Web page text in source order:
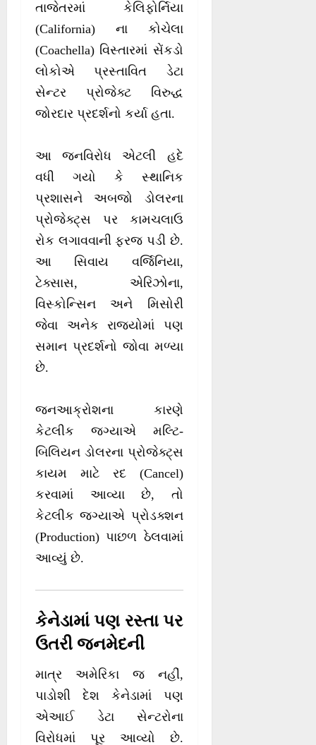
તાજેતરમાં કેલિફોર્નિયા
(California) ના કોચેલા
(Coachella) વિસ્તારમાં સેંકડો
લોકોએ પ્રસ્તાવિત ડેટા
સેન્ટર પ્રોજેક્ટ વિરુદ્ધ
જોરદાર પ્રદર્શનો કર્યા હતા.
આ જનવિરોધ એટલી હદે
વધી ગયો કે સ્થાનિક
પ્રશાસને અબજો ડોલરના
પ્રોજેક્ટ્સ પર કામચલાઉ
રોક લગાવવાની ફરજ પડી છે.
આ સિવાય વર્જિનિયા,
ટેક્સાસ, એરિઝોના,
વિસ્કોન્સિન અને મિસોરી
જેવા અનેક રાજ્યોમાં પણ
સમાન પ્રદર્શનો જોવા મળ્યા
છે.
જનઆક્રોશના કારણે
કેટલીક જગ્યાએ મલ્ટિ-
બિલિયન ડોલરના પ્રોજેક્ટ્સ
કાયમ માટે રદ (Cancel)
કરવામાં આવ્યા છે, તો
કેટલીક જગ્યાએ પ્રોડક્શન
(Production) પાછળ ઠેલવામાં
આવ્યું છે.
કેનેડામાં પણ રસ્તા પર
ઉતરી જનમેદની
માત્ર અમેરિકા જ નહીં,
પાડોશી દેશ કેનેડામાં પણ
એઆઈ ડેટા સેન્ટરોના
વિરોધમાં પૂર આવ્યો છે.